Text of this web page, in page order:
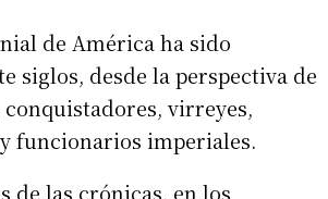
de América ha sido
siglos, desde la perspectiva de
virreyes,
funcionarios imperiales.
de las crónicas, en los